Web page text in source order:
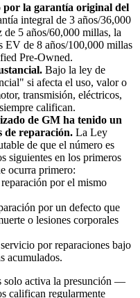
por la garantía original del
integral de 3 años/36,000
5 años/60,000 millas, la
EV de 8 años/100,000 millas
Pre-Owned.
Bajo la ley de
si afecta el uso, valor o
transmisión, eléctricos,
califican.
de GM ha tenido un
de reparación. La Ley
de que el número es
siguientes en los primeros
ocurra primero:
por el mismo
por un defecto que
o lesiones corporales
por reparaciones bajo
acumulados.
solo activa la presunción —
califican regularmente